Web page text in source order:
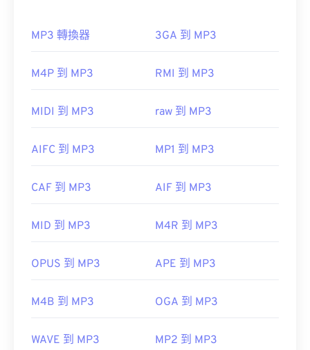
當檔案包含 MPEG-2 影片時。在這種情況下，請下
VLC 媒體播放
開發者： 運動影像專家小組 (MPEG)
實用連結：
由於 MP3 檔案非常普及，大多數主流音訊播放程式
iTunes
預覽 MP3
器 。請注意，還有兩種其他檔案類型也使用 MP3 副
Masterpoint green points data
初始發布：1993
MP3 轉換器 3GA 到 MP3
M4P 到 MP3 RMI 到 MP3
MIDI 到 MP3 raw 到 MP3
AIFC 到 MP3 MP1 到 MP3
CAF 到 MP3 AIF 到 MP3
MID 到 MP3 M4R 到 MP3
OPUS 到 MP3 APE 到 MP3
M4B 到 MP3 OGA 到 MP3
WAVE 到 MP3 MP2 到 MP3